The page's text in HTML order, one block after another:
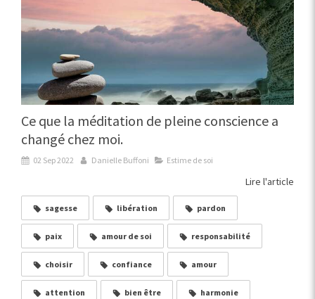
Ce que la méditation de pleine conscience a
changé chez moi.
02 Sep 2022 Danielle Buffoni Estime de soi
Lire l'article
sagesse libération pardon
paix amour de soi responsabilité
choisir confiance amour
attention bien être harmonie